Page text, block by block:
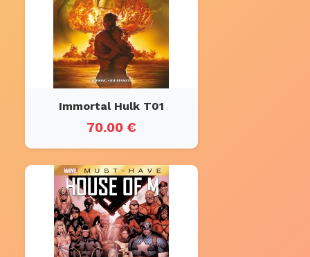
Immortal Hulk T01
70.00 €